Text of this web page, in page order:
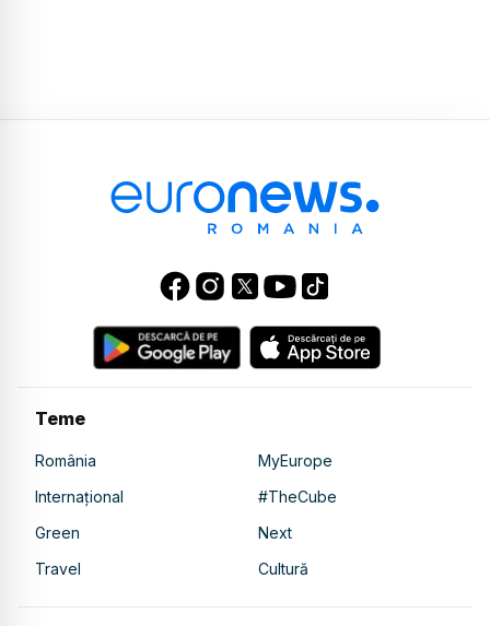
Teme
România
MyEurope
Internațional
#TheCube
Green
Next
Travel
Cultură